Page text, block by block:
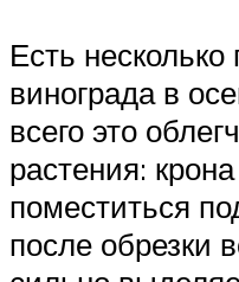
Есть
винограда в
всего это
растения:
поместиться
после обрезки